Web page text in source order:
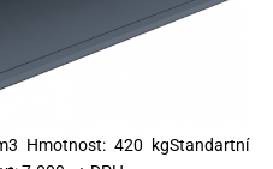
Hmotnost: 420 kgStandartní